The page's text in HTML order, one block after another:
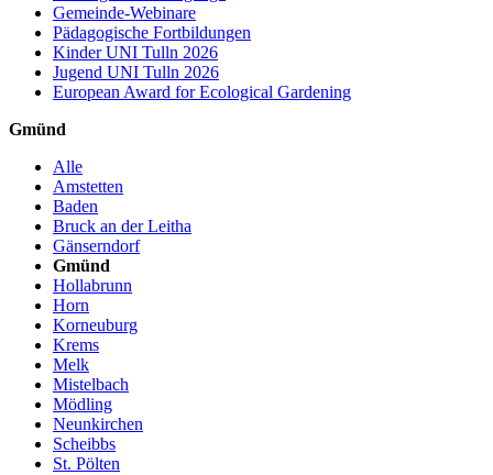
Gemeinde-Webinare
Pädagogische Fortbildungen
Kinder UNI Tulln 2026
Jugend UNI Tulln 2026
European Award for Ecological Gardening
Gmünd
Alle
Amstetten
Baden
Bruck an der Leitha
Gänserndorf
Gmünd
Hollabrunn
Horn
Korneuburg
Krems
Melk
Mistelbach
Mödling
Neunkirchen
Scheibbs
St. Pölten